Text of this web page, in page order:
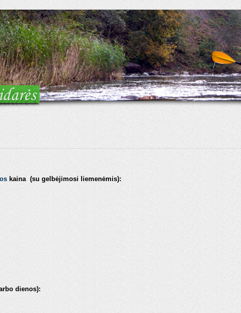
kaina (su gelbėjimosi liemenėmis):
dienos):